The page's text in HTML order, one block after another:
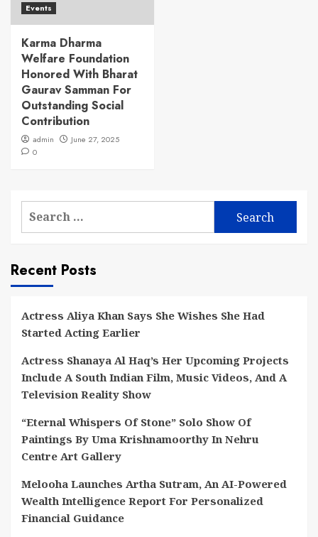
Events
Karma Dharma
Welfare Foundation
Honored With Bharat
Gaurav Samman For
Outstanding Social
Contribution
admin
June 27, 2025
0
Search
Recent Posts
Actress Aliya Khan Says She Wishes She Had
Started Acting Earlier
Actress Shanaya Al Haq’s Her Upcoming Projects
Include A South Indian Film, Music Videos, And A
Television Reality Show
“Eternal Whispers Of Stone” Solo Show Of
Paintings By Uma Krishnamoorthy In Nehru
Centre Art Gallery
Melooha Launches Artha Sutram, An AI-Powered
Wealth Intelligence Report For Personalized
Financial Guidance